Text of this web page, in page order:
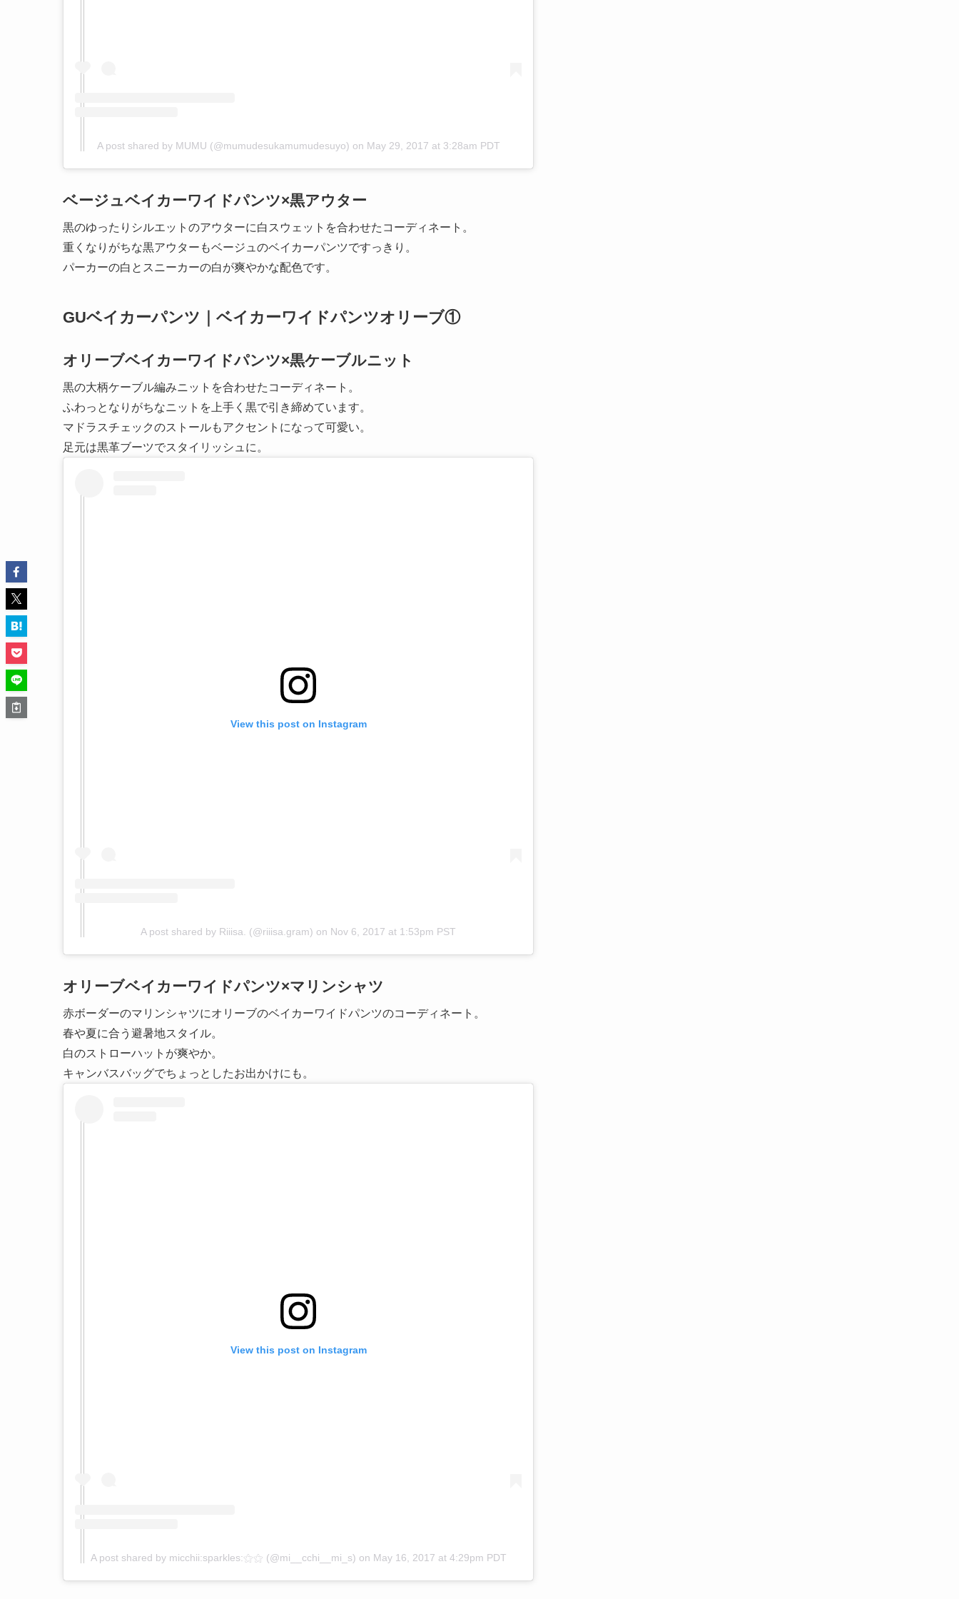
A post shared by MUMU (@mumudesukamumudesuyo) on May 29, 2017 at 3:28am PDT
ベージュベイカーワイドパンツ×黒アウター
黒のゆったりシルエットのアウターに白スウェットを合わせたコーディネート。
重くなりがちな黒アウターもベージュのベイカーパンツですっきり。
パーカーの白とスニーカーの白が爽やかな配色です。
GUベイカーパンツ｜ベイカーワイドパンツオリーブ①
オリーブベイカーワイドパンツ×黒ケーブルニット
黒の大柄ケーブル編みニットを合わせたコーディネート。
ふわっとなりがちなニットを上手く黒で引き締めています。
マドラスチェックのストールもアクセントになって可愛い。
足元は黒革ブーツでスタイリッシュに。
View this post on Instagram
A post shared by Riiisa. (@riiisa.gram) on Nov 6, 2017 at 1:53pm PST
オリーブベイカーワイドパンツ×マリンシャツ
赤ボーダーのマリンシャツにオリーブのベイカーワイドパンツのコーディネート。
春や夏に合う避暑地スタイル。
白のストローハットが爽やか。
キャンバスバッグでちょっとしたお出かけにも。
View this post on Instagram
A post shared by micchii:sparkles:⚝⚝ (@mi__cchi__mi_s) on May 16, 2017 at 4:29pm PDT